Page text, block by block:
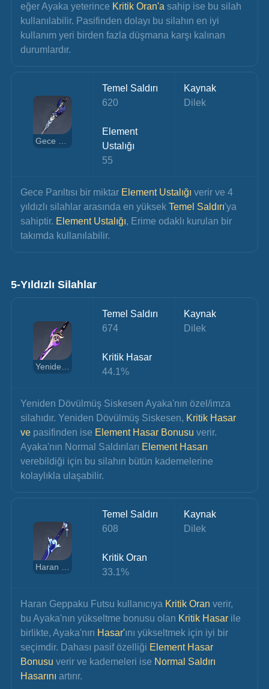
eğer Ayaka yeterince Kritik Oran'a sahip ise bu silah
kullanılabilir. Pasifinden dolayı bu silahın en iyi
kullanım yeri birden fazla düşmana karşı kalınan
durumlardır.
Temel Saldırı
620
Element
Ustalığı
55
Kaynak
Dilek
Gece Parıltısı bir miktar Element Ustalığı verir ve 4
yıldızlı silahlar arasında en yüksek Temel Saldırı'ya
sahiptir. Element Ustalığı, Erime odaklı kurulan bir
takımda kullanılabilir.
5-Yıldızlı Silahlar
Temel Saldırı
674
Kritik Hasar
44.1%
Kaynak
Dilek
Yeniden Dövülmüş Siskesen Ayaka'nın özel/imza
silahıdır. Yeniden Dövülmüş Siskesen, Kritik Hasar
ve pasifinden ise Element Hasar Bonusu verir.
Ayaka'nın Normal Saldırıları Element Hasarı
verebildiği için bu silahın bütün kademelerine
kolaylıkla ulaşabilir.
Temel Saldırı
608
Kritik Oran
33.1%
Kaynak
Dilek
Haran Geppaku Futsu kullanıcıya Kritik Oran verir,
bu Ayaka'nın yükseltme bonusu olan Kritik Hasar ile
birlikte, Ayaka'nın Hasar'ını yükseltmek için iyi bir
seçimdir. Dahası pasif özelliği Element Hasar
Bonusu verir ve kademeleri ise Normal Saldırı
Hasarını artırır.